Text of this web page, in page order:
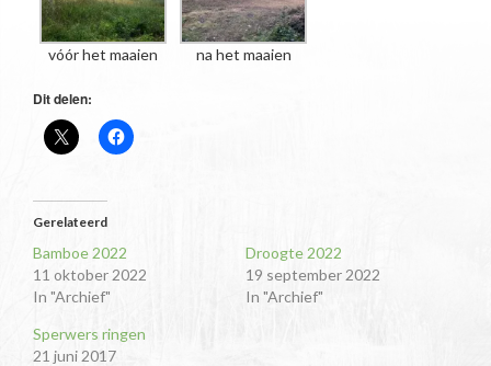
vóór het maaien na het maaien
Dit delen:
Gerelateerd
Bamboe 2022
11 oktober 2022
In "Archief"
Droogte 2022
19 september 2022
In "Archief"
Sperwers ringen
21 juni 2017